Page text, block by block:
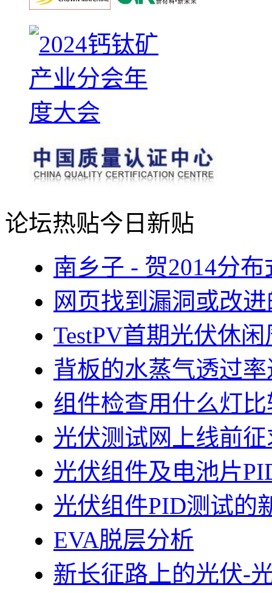
论坛热贴今日新贴
南乡子 - 贺2014分
网页找到漏洞或改
TestPV首期光伏休
背板的水蒸气透过
组件检查用什么灯
光伏测试网上线前
光伏组件及电池片
光伏组件PID测试的
EVA脱层分析
新长征路上的光伏-